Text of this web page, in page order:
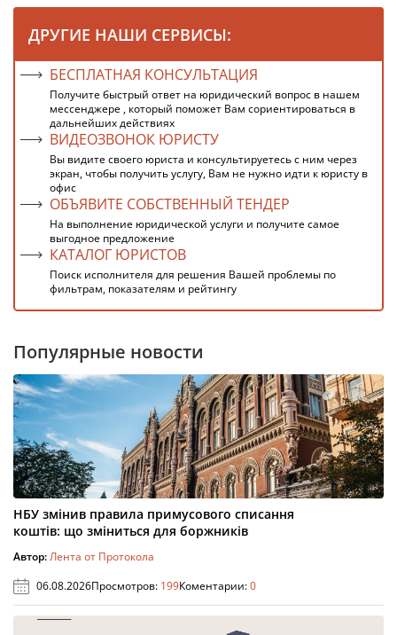
ДРУГИЕ НАШИ СЕРВИСЫ:
БЕСПЛАТНАЯ КОНСУЛЬТАЦИЯ
Получите быстрый ответ на юридический вопрос в нашем
мессенджере , который поможет Вам сориентироваться в
дальнейших действиях
ВИДЕОЗВОНОК ЮРИСТУ
Вы видите своего юриста и консультируетесь с ним через
экран, чтобы получить услугу, Вам не нужно идти к юристу в
офис
ОБЪЯВИТЕ СОБСТВЕННЫЙ ТЕНДЕР
На выполнение юридической услуги и получите самое
выгодное предложение
КАТАЛОГ ЮРИСТОВ
Поиск исполнителя для решения Вашей проблемы по
фильтрам, показателям и рейтингу
Популярные новости
НБУ змінив правила примусового списання
коштів: що зміниться для боржників
Автор:Лента от Протокола
06.08.2026Просмотров: 199Коментарии:0